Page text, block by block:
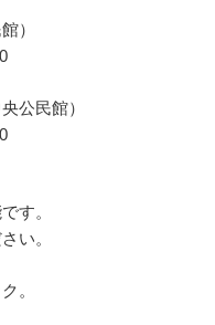
）
公民館）
す。
い。
。